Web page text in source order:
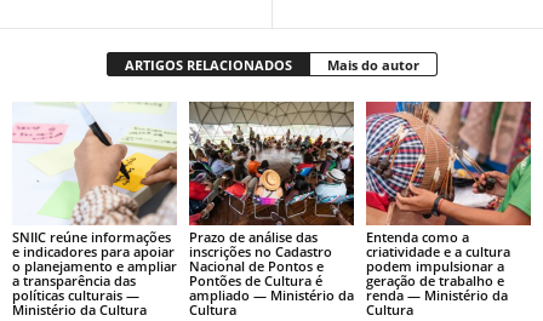
ARTIGOS RELACIONADOS Mais do autor
SNIIC reúne informações
e indicadores para apoiar
o planejamento e ampliar
a transparência das
políticas culturais —
Ministério da Cultura
Prazo de análise das
inscrições no Cadastro
Nacional de Pontos e
Pontões de Cultura é
ampliado — Ministério da
Cultura
Entenda como a
criatividade e a cultura
podem impulsionar a
geração de trabalho e
renda — Ministério da
Cultura